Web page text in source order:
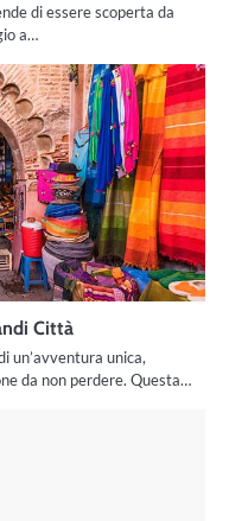
di essere scoperta da
a…
Città
un’avventura unica,
da non perdere. Questa…